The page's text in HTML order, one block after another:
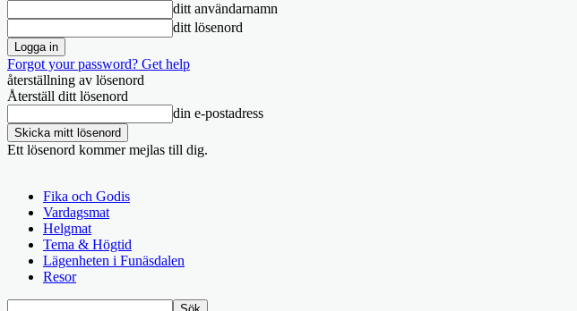
ditt användarnamn
ditt lösenord
Forgot your password? Get help
återställning av lösenord
Återställ ditt lösenord
din e-postadress
Ett lösenord kommer mejlas till dig.
Fika och Godis
Vardagsmat
Helgmat
Tema & Högtid
Lägenheten i Funäsdalen
Resor